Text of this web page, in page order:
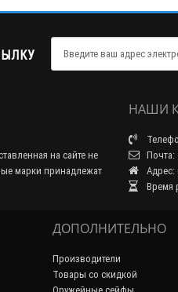
на сайте не
марки принадлежат
НАШИ
Почта:
Адрес:
Время
ДОПОЛНИТЕЛЬНО
Производители
Товары со скидкой